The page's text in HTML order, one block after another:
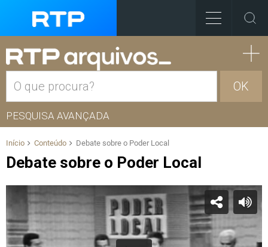
OK
PESQUISA AVANÇADA
Início Conteúdo Debate sobre o Poder Local
Debate sobre o Poder Local